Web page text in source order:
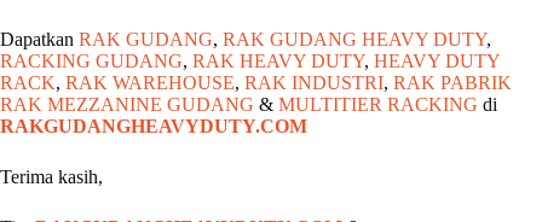
Dapatkan RAK GUDANG, RAK GUDANG HEAVY DUTY,
RACKING GUDANG, RAK HEAVY DUTY, HEAVY DUTY
RACK, RAK WAREHOUSE, RAK INDUSTRI, RAK PABRIK
RAK MEZZANINE GUDANG & MULTITIER RACKING di
RAKGUDANGHEAVYDUTY.COM
Terima kasih,